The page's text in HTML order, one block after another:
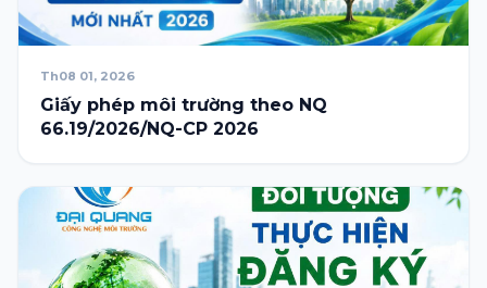
Th08 01, 2026
Giấy phép môi trường theo NQ
66.19/2026/NQ-CP 2026